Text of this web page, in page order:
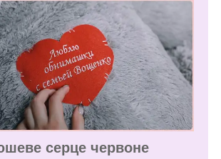
серце червоне